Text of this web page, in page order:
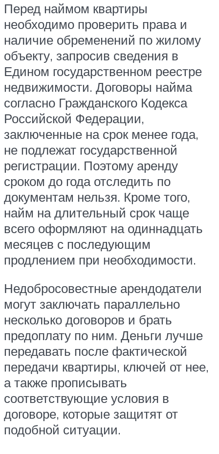
Перед наймом квартиры
необходимо проверить права и
наличие обременений по жилому
объекту, запросив сведения в
Едином государственном реестре
недвижимости. Договоры найма
согласно Гражданского Кодекса
Российской Федерации,
заключенные на срок менее года,
не подлежат государственной
регистрации. Поэтому аренду
сроком до года отследить по
документам нельзя. Кроме того,
найм на длительный срок чаще
всего оформляют на одиннадцать
месяцев с последующим
продлением при необходимости.
Недобросовестные арендодатели
могут заключать параллельно
несколько договоров и брать
предоплату по ним. Деньги лучше
передавать после фактической
передачи квартиры, ключей от нее,
а также прописывать
соответствующие условия в
договоре, которые защитят от
подобной ситуации.